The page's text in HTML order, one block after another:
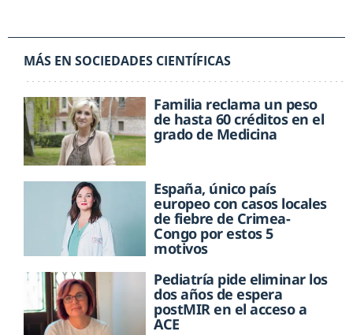
MÁS EN SOCIEDADES CIENTÍFICAS
Familia reclama un peso
de hasta 60 créditos en el
grado de Medicina
España, único país
europeo con casos locales
de fiebre de Crimea-
Congo por estos 5
motivos
Pediatría pide eliminar los
dos años de espera
postMIR en el acceso a
ACE